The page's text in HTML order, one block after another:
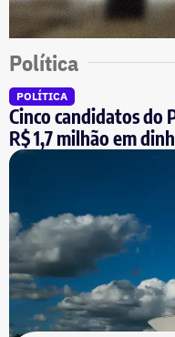
Política
POLÍTICA
Cinco candidatos do
R$ 1,7 milhão em